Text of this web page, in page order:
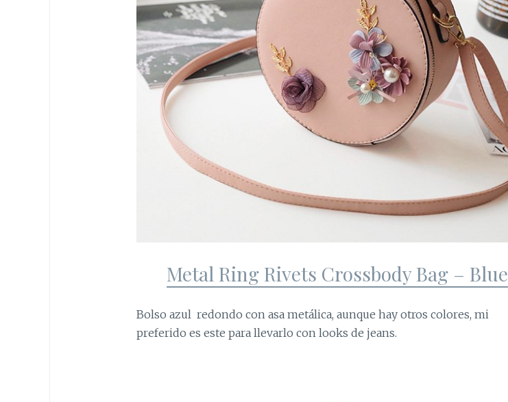
Metal Ring Rivets Crossbody Bag – Blue
Bolso azul redondo con asa metálica, aunque hay otros colores, mi
preferido es este para llevarlo con looks de jeans.